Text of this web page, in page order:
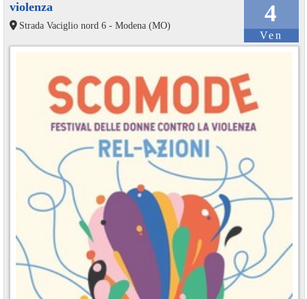
4
Ven
violenza
Strada Vaciglio nord 6 - Modena (MO)